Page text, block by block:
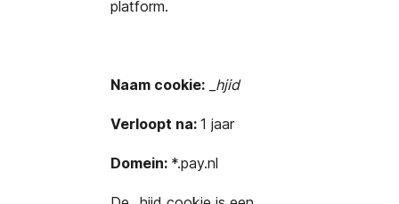
platform.
Naam cookie: _hjid
Verloopt na: 1 jaar
Domein: *.pay.nl